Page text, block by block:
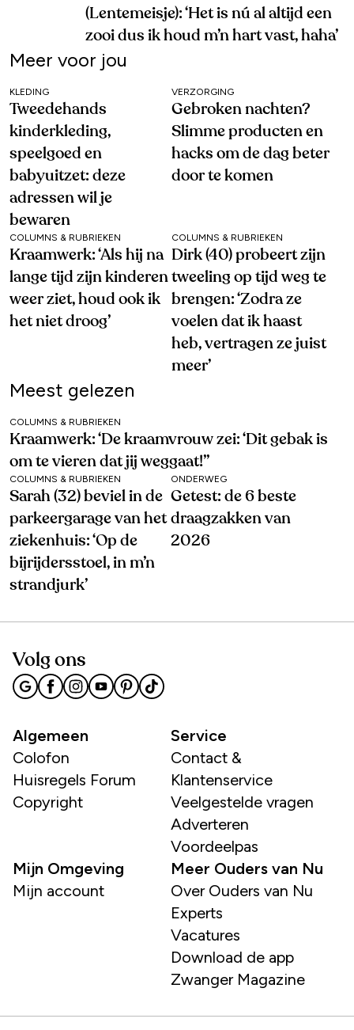
(Lentemeisje): ‘Het is nú al altijd een
zooi dus ik houd m’n hart vast, haha’
Meer voor jou
KLEDING
Tweedehands
kinderkleding,
speelgoed en
babyuitzet: deze
adressen wil je
bewaren
VERZORGING
Gebroken nachten?
Slimme producten en
hacks om de dag beter
door te komen
COLUMNS & RUBRIEKEN
Kraamwerk: ‘Als hij na
lange tijd zijn kinderen
weer ziet, houd ook ik
het niet droog’
COLUMNS & RUBRIEKEN
Dirk (40) probeert zijn
tweeling op tijd weg te
brengen: ‘Zodra ze
voelen dat ik haast
heb, vertragen ze juist
meer’
Meest gelezen
COLUMNS & RUBRIEKEN
Kraamwerk: ‘De kraamvrouw zei: ‘Dit gebak is
om te vieren dat jij weggaat!’’
COLUMNS & RUBRIEKEN
Sarah (32) beviel in de
parkeergarage van het
ziekenhuis: ‘Op de
bijrijdersstoel, in m’n
strandjurk’
ONDERWEG
Getest: de 6 beste
draagzakken van
2026
Volg ons
Algemeen
Colofon
Huisregels Forum
Copyright
Service
Contact &
Klantenservice
Veelgestelde vragen
Adverteren
Voordeelpas
Mijn Omgeving
Mijn account
Meer Ouders van Nu
Over Ouders van Nu
Experts
Vacatures
Download de app
Zwanger Magazine